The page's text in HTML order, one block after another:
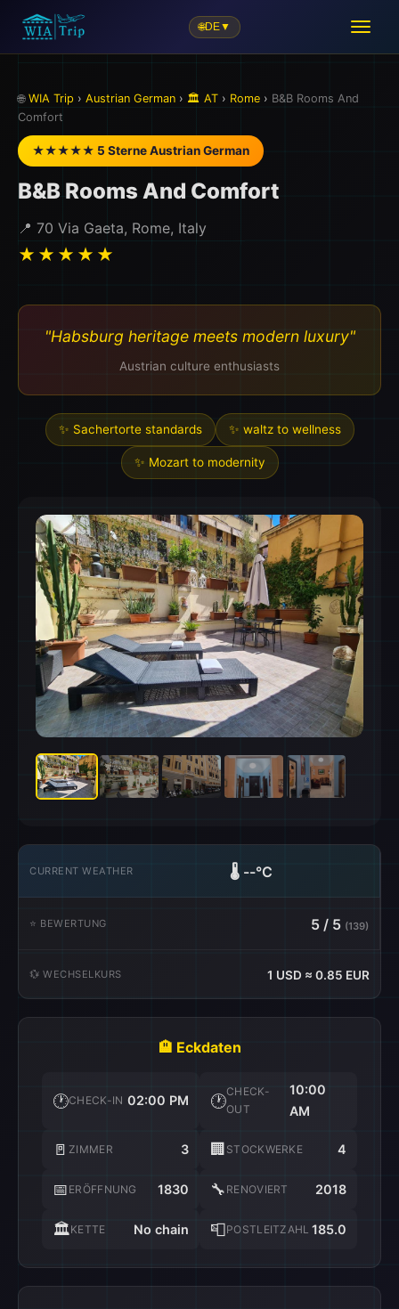
🌐DE▼
🌐 WIA Trip › Austrian German › 🏛️ AT › Rome › B&B Rooms And
Comfort
★★★★★ 5 Sterne Austrian German
B&B Rooms And Comfort
📍 70 Via Gaeta, Rome, Italy
★★★★★
"Habsburg heritage meets modern luxury"
Austrian culture enthusiasts
✨ Sachertorte standards ✨ waltz to wellness
✨ Mozart to modernity
CURRENT WEATHER 🌡️ --°C
⭐ BEWERTUNG 5 / 5 (139)
💱 WECHSELKURS 1 USD ≈ 0.85 EUR
🏨 Eckdaten
🕐CHECK-IN 02:00 PM 🕐CHECK-
OUT
10:00
AM
🚪 ZIMMER 3 🏢 STOCKWERKE 4
📅 ERÖFFNUNG 1830 🔧 RENOVIERT 2018
🏛️KETTE No chain 📮POSTLEITZAHL 185.0